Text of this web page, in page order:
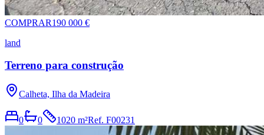
COMPRAR190 000 €
land
Terreno para construção
Calheta, Ilha da Madeira
0 0 1020 m²Ref. F00231